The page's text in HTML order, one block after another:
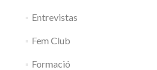
Entrevistas
Fem Club
Formació